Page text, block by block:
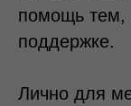
помощь тем,
поддержке.
Лично для